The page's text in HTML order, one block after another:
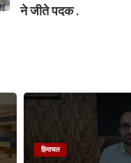
ने जीते पदक .
हिमाचल